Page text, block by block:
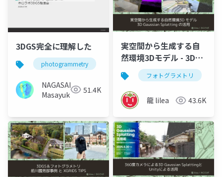
3DGS完全に理解した
photogrammetry 3dgs 3dcg 3dガウシ
NAGASAKA
Masayuki
51.4K
実空間から生成する自
然環境3Dモデル - 3D
Gaussian Splatting の
活用 - 川デジウェビナ
ー2025
フォトグラメトリ
龍 lilea 43.6K